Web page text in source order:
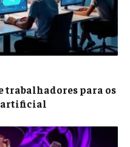
trabalhadores para os
artificial